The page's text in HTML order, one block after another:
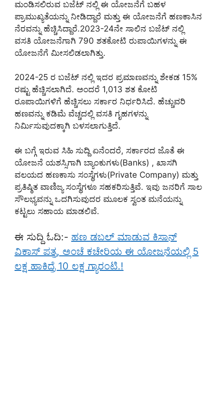
ಮಂಡಿಸಲಿರುವ ಬಜೆಟ್ ನಲ್ಲಿ ಈ ಯೋಜನೆಗೆ ಬಹಳ
ಪ್ರಾಮುಖ್ಯತೆಯನ್ನು ನೀಡಿದ್ದಾರೆ ಮತ್ತು ಈ ಯೋಜನೆಗೆ ಹಣಕಾಸಿನ
ನೆರವನ್ನು ಹೆಚ್ಚಿಸಿದ್ದಾರೆ.2023-24ನೇ ಸಾಲಿನ ಬಜೆಟ್ ನಲ್ಲಿ
ವಸತಿ ಯೋಜನೆಗಾಗಿ 790 ಶತಕೋಟಿ ರುಪಾಯಿಗಳನ್ನು ಈ
ಯೋಜನೆಗೆ ಮೀಸಲಿಡಲಾಗಿತ್ತು.
2024-25 ರ ಬಜೆಟ್ ನಲ್ಲಿ ಇದರ ಪ್ರಮಾಣವನ್ನು ಶೇಕಡ 15%
ರಷ್ಟು ಹೆಚ್ಚಿಸಲಾಗಿದೆ. ಅಂದರೆ 1,013 ಶತ ಕೋಟಿ
ರೂಪಾಯಿಗಳಿಗೆ ಹೆಚ್ಚಿಸಲು ಸರ್ಕಾರ ನಿರ್ಧರಿಸಿದೆ. ಹೆಚ್ಚುವರಿ
ಹಣವನ್ನು ಕಡಿಮೆ ವೆಚ್ಚದಲ್ಲಿ ವಸತಿ ಗೃಹಗಳನ್ನು
ನಿರ್ಮಿಸುವುದಕ್ಕಾಗಿ ಬಳಸಲಾಗುತ್ತಿದೆ.
ಈ ಬಗ್ಗೆ ಇರುವ ಸಿಹಿ ಸುದ್ದಿ ಏನೆಂದರೆ, ಸರ್ಕಾರದ ಜೊತೆ ಈ
ಯೋಜನೆ ಯಶಸ್ಸಿಗಾಗಿ ಬ್ಯಾಂಕುಗಳು(Banks) , ಖಾಸಗಿ
ವಲಯದ ಹಣಕಾಸು ಸಂಸ್ಥೆಗಳು(Private Company) ಮತ್ತು
ಪ್ರತಿಷ್ಠಿತ ವಾಣಿಜ್ಯ ಸಂಸ್ಥೆಗಳೂ ಸಹಕರಿಸುತ್ತಿವೆ. ಇವು ಜನರಿಗೆ ಸಾಲ
ಸೌಲಭ್ಯವನ್ನು ಒದಗಿಸುವುದರ ಮೂಲಕ ಸ್ವಂತ ಮನೆಯನ್ನು
ಕಟ್ಟಲು ಸಹಾಯ ಮಾಡಲಿವೆ.
ಈ ಸುದ್ದಿ ಓದಿ:- ಹಣ ಡಬಲ್ ಮಾಡುವ ಕಿಸಾನ್
ವಿಕಾಸ್ ಪತ್ರ, ಅಂಚೆ ಕಚೇರಿಯ ಈ ಯೋಜನೆಯಲ್ಲಿ 5
ಲಕ್ಷ ಹಾಕಿದ್ರೆ 10 ಲಕ್ಷ ಗ್ಯಾರಂಟಿ.!